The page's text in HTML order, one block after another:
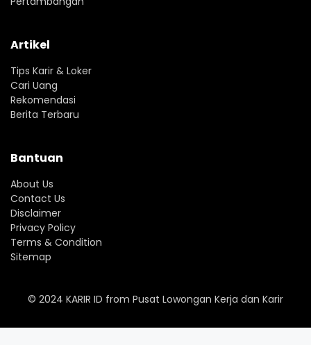
Artikel
Tips Karir & Loker
Cari Uang
Rekomendasi
Berita Terbaru
Bantuan
About Us
Contact Us
Disclaimer
Privacy Policy
Terms & Condition
Sitemap
© 2024 KARIR ID from Pusat Lowongan Kerja dan Karir